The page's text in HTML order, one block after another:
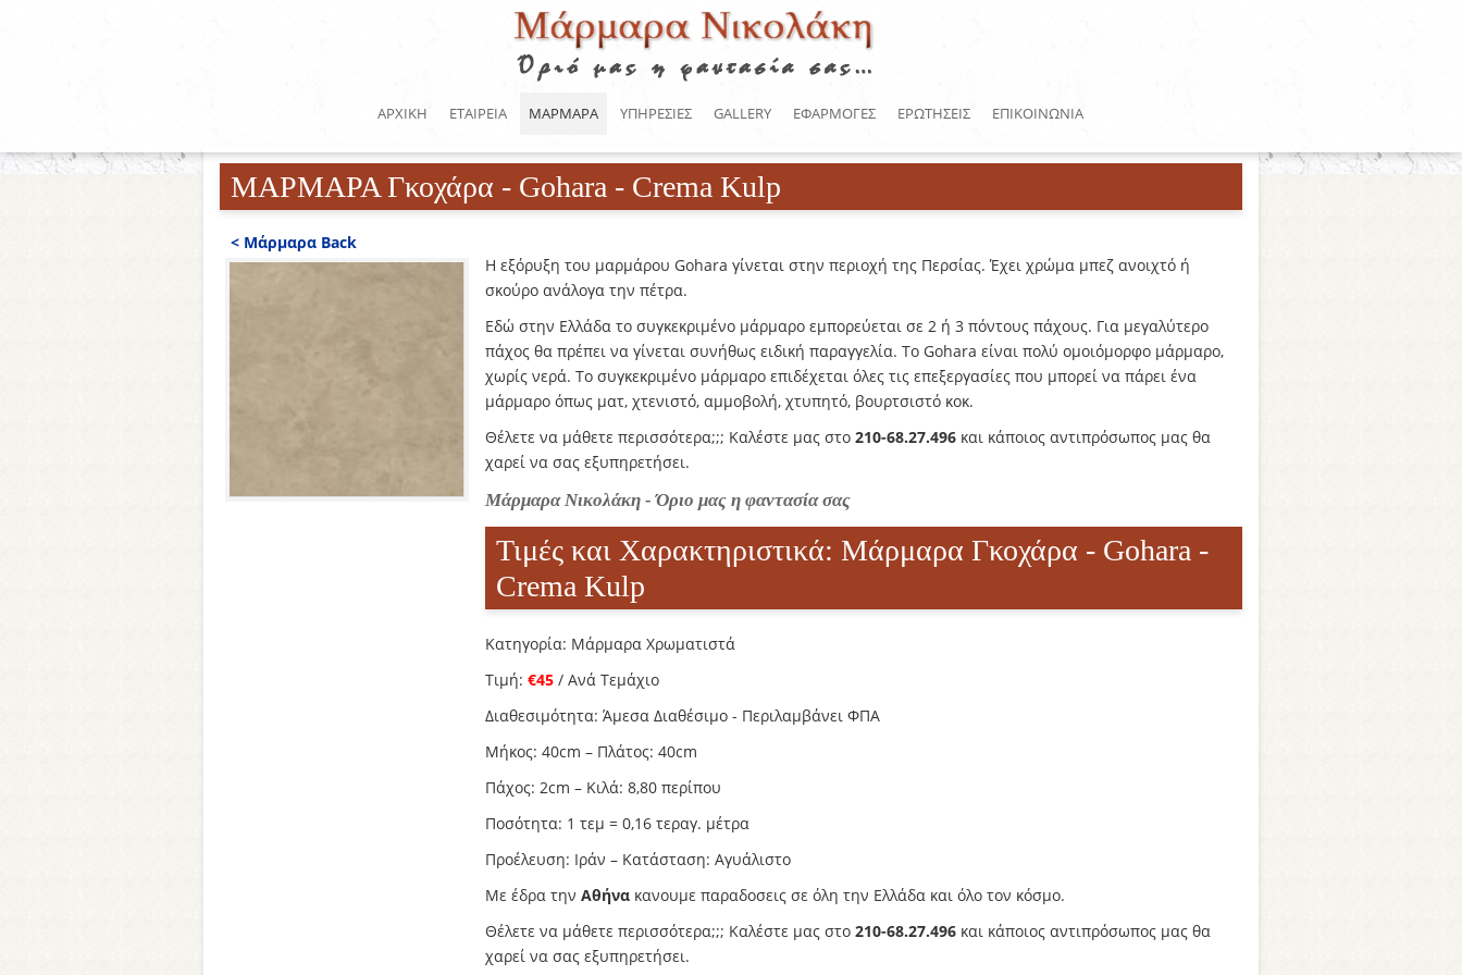
ΜΑΡΜΑΡΑ Γκοχάρα - Gohara - Crema Kulp
< Μάρμαρα Back
Η εξόρυξη του μαρμάρου Gohara γίνεται στην περιοχή της Περσίας. Έχει χρώμα μπεζ ανοιχτό ή
σκούρο ανάλογα την πέτρα.
Εδώ στην Ελλάδα το συγκεκριμένο μάρμαρο εμπορεύεται σε 2 ή 3 πόντους πάχους. Για μεγαλύτερο
πάχος θα πρέπει να γίνεται συνήθως ειδική παραγγελία. Το Gohara είναι πολύ ομοιόμορφο μάρμαρο,
χωρίς νερά. Το συγκεκριμένο μάρμαρο επιδέχεται όλες τις επεξεργασίες που μπορεί να πάρει ένα
μάρμαρο όπως ματ, χτενιστό, αμμοβολή, χτυπητό, βουρτσιστό κοκ.
Θέλετε να μάθετε περισσότερα;;; Καλέστε μας στο210-68.27.496 και κάποιος αντιπρόσωπος μας θα
χαρεί να σας εξυπηρετήσει.
Μάρμαρα Νικολάκη - Όριο μας η φαντασία σας
Τιμές και Χαρακτηριστικά: Mάρμαρα Γκοχάρα - Gohara -
Crema Kulp
Κατηγορία: Μάρμαρα Χρωματιστά
Τιμή:€45 / Ανά Τεμάχιο
Διαθεσιμότητα: Άμεσα Διαθέσιμο - Περιλαμβάνει ΦΠΑ
Μήκος: 40cm – Πλάτος: 40cm
Πάχος: 2cm – Κιλά: 8,80 περίπου
Ποσότητα: 1 τεμ = 0,16 τεραγ. μέτρα
Προέλευση: Ιράν – Κατάσταση: Αγυάλιστο
Με έδρα τηνΑθήνα κανουμε παραδοσεις σε όλη την Ελλάδα και όλο τον κόσμο.
Θέλετε να μάθετε περισσότερα;;; Καλέστε μας στο210-68.27.496 και κάποιος αντιπρόσωπος μας θα
χαρεί να σας εξυπηρετήσει.
ΑΡΧΙΚΗ ΕΤΑΙΡΕΙΑ ΜΑΡΜΑΡΑ ΥΠΗΡΕΣΙΕΣ GALLERY ΕΦΑΡΜΟΓΕΣ ΕΡΩΤΗΣΕΙΣ ΕΠΙΚΟΙΝΩΝΙΑ